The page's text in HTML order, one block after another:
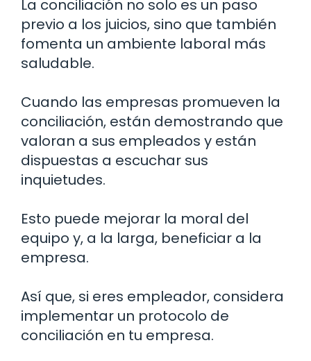
La conciliación no solo es un paso
previo a los juicios, sino que también
fomenta un ambiente laboral más
saludable.
Cuando las empresas promueven la
conciliación, están demostrando que
valoran a sus empleados y están
dispuestas a escuchar sus
inquietudes.
Esto puede mejorar la moral del
equipo y, a la larga, beneficiar a la
empresa.
Así que, si eres empleador, considera
implementar un protocolo de
conciliación en tu empresa.